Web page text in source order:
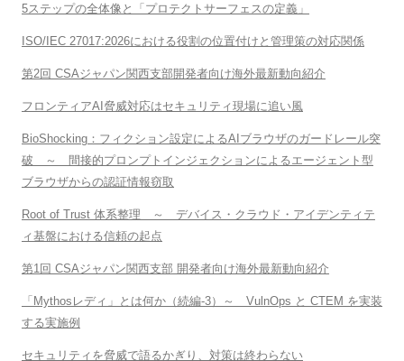
5ステップの全体像と「プロテクトサーフェスの定義」
ISO/IEC 27017:2026における役割の位置付けと管理策の対応関係
第2回 CSAジャパン関西支部開発者向け海外最新動向紹介
フロンティアAI脅威対応はセキュリティ現場に追い風
BioShocking：フィクション設定によるAIブラウザのガードレール突
破 ～ 間接的プロンプトインジェクションによるエージェント型
ブラウザからの認証情報窃取
Root of Trust 体系整理 ～ デバイス・クラウド・アイデンティテ
ィ基盤における信頼の起点
第1回 CSAジャパン関西支部 開発者向け海外最新動向紹介
「Mythosレディ」とは何か（続編-3）～ VulnOps と CTEM を実装
する実施例
セキュリティを脅威で語るかぎり、対策は終わらない